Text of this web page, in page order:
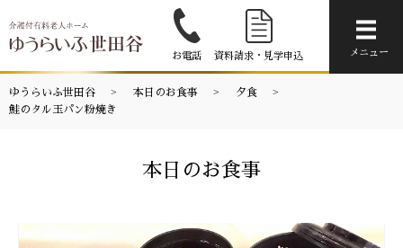
お電話 資料請求・見学申込 メニュー
ゆうらいふ世田谷 本日のお食事
夕食
鮭のタル玉パン粉焼き
本日のお食事